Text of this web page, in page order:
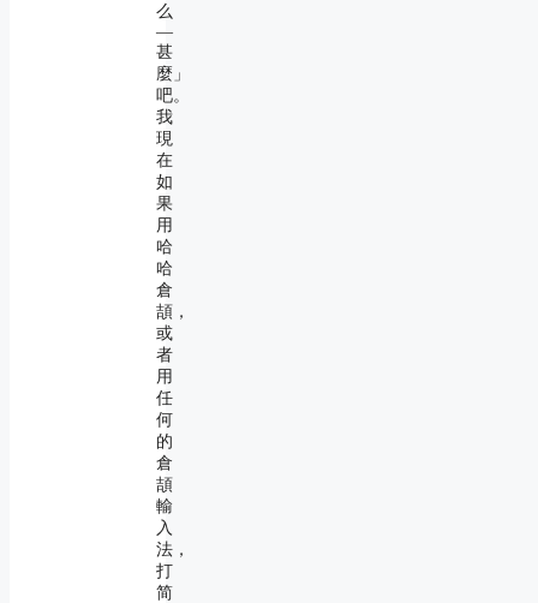
么
―
甚
麼」
吧。
我
現
在
如
果
用
哈
哈
倉
頡，
或
者
用
任
何
的
倉
頡
輸
入
法，
打
简